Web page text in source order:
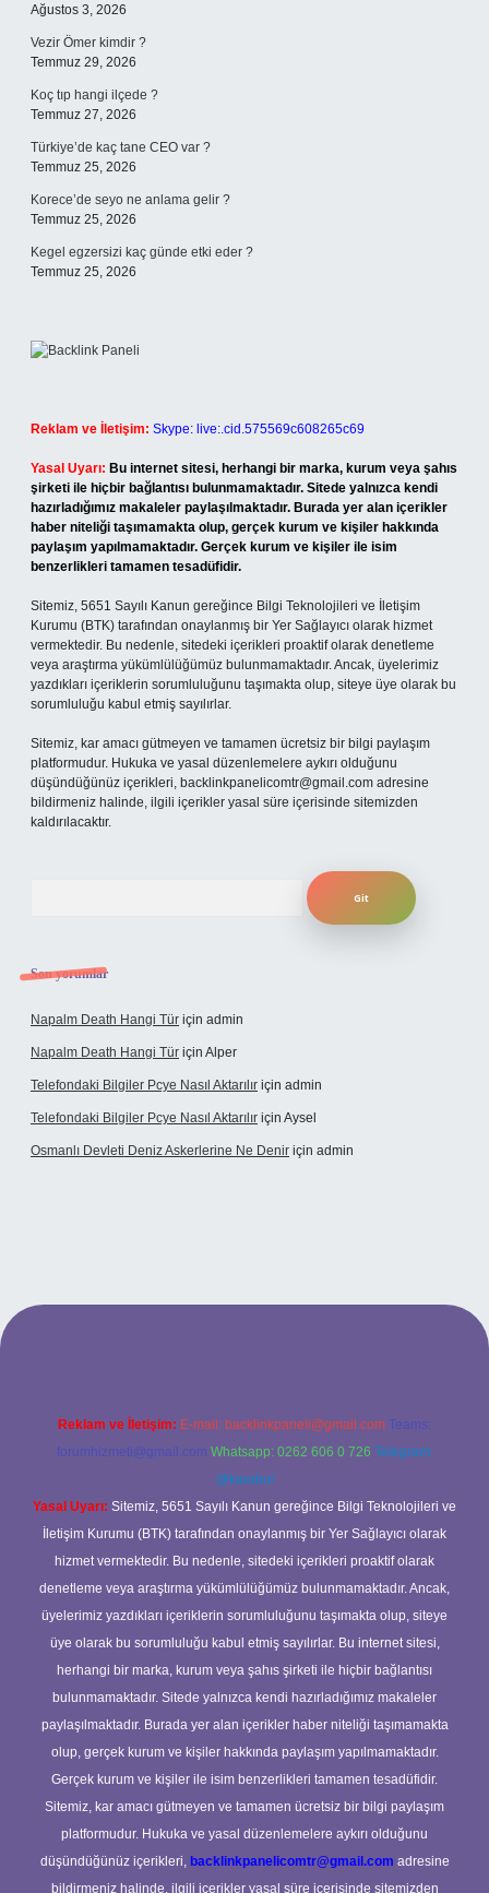
Ağustos 3, 2026
Vezir Ömer kimdir ?
Temmuz 29, 2026
Koç tıp hangi ilçede ?
Temmuz 27, 2026
Türkiye’de kaç tane CEO var ?
Temmuz 25, 2026
Korece’de seyo ne anlama gelir ?
Temmuz 25, 2026
Kegel egzersizi kaç günde etki eder ?
Temmuz 25, 2026
Reklam ve İletişim: Skype: live:.cid.575569c608265c69
Yasal Uyarı: Bu internet sitesi, herhangi bir marka, kurum veya şahıs
şirketi ile hiçbir bağlantısı bulunmamaktadır. Sitede yalnızca kendi
hazırladığımız makaleler paylaşılmaktadır. Burada yer alan içerikler
haber niteliği taşımamakta olup, gerçek kurum ve kişiler hakkında
paylaşım yapılmamaktadır. Gerçek kurum ve kişiler ile isim
benzerlikleri tamamen tesadüfidir.
Sitemiz, 5651 Sayılı Kanun gereğince Bilgi Teknolojileri ve İletişim
Kurumu (BTK) tarafından onaylanmış bir Yer Sağlayıcı olarak hizmet
vermektedir. Bu nedenle, sitedeki içerikleri proaktif olarak denetleme
veya araştırma yükümlülüğümüz bulunmamaktadır. Ancak, üyelerimiz
yazdıkları içeriklerin sorumluluğunu taşımakta olup, siteye üye olarak bu
sorumluluğu kabul etmiş sayılırlar.
Sitemiz, kar amacı gütmeyen ve tamamen ücretsiz bir bilgi paylaşım
platformudur. Hukuka ve yasal düzenlemelere aykırı olduğunu
düşündüğünüz içerikleri, backlinkpanelicomtr@gmail.com adresine
bildirmeniz halinde, ilgili içerikler yasal süre içerisinde sitemizden
kaldırılacaktır.
Son yorumlar
Napalm Death Hangi Tür için admin
Napalm Death Hangi Tür için Alper
Telefondaki Bilgiler Pcye Nasıl Aktarılır için admin
Telefondaki Bilgiler Pcye Nasıl Aktarılır için Aysel
Osmanlı Devleti Deniz Askerlerine Ne Denir için admin
giriş
Reklam ve İletişim: E-mail: backlinkpaneli@gmail.com Teams:
forumhizmeti@gmail.com Whatsapp: 0262 606 0 726 Telegram:
@karabul
Yasal Uyarı: Sitemiz, 5651 Sayılı Kanun gereğince Bilgi Teknolojileri ve
İletişim Kurumu (BTK) tarafından onaylanmış bir Yer Sağlayıcı olarak
hizmet vermektedir. Bu nedenle, sitedeki içerikleri proaktif olarak
denetleme veya araştırma yükümlülüğümüz bulunmamaktadır. Ancak,
üyelerimiz yazdıkları içeriklerin sorumluluğunu taşımakta olup, siteye
üye olarak bu sorumluluğu kabul etmiş sayılırlar. Bu internet sitesi,
herhangi bir marka, kurum veya şahıs şirketi ile hiçbir bağlantısı
bulunmamaktadır. Sitede yalnızca kendi hazırladığımız makaleler
paylaşılmaktadır. Burada yer alan içerikler haber niteliği taşımamakta
olup, gerçek kurum ve kişiler hakkında paylaşım yapılmamaktadır.
Gerçek kurum ve kişiler ile isim benzerlikleri tamamen tesadüfidir.
Sitemiz, kar amacı gütmeyen ve tamamen ücretsiz bir bilgi paylaşım
platformudur. Hukuka ve yasal düzenlemelere aykırı olduğunu
düşündüğünüz içerikleri, backlinkpanelicomtr@gmail.com adresine
bildirmeniz halinde, ilgili içerikler yasal süre içerisinde sitemizden